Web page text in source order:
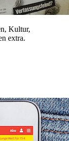
Kultur,
extra.